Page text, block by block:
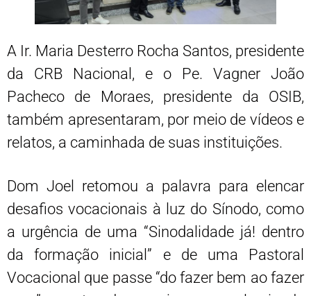
A Ir. Maria Desterro Rocha Santos, presidente
da CRB Nacional, e o Pe. Vagner João
Pacheco de Moraes, presidente da OSIB,
também apresentaram, por meio de vídeos e
relatos, a caminhada de suas instituições.
Dom Joel retomou a palavra para elencar
desafios vocacionais à luz do Sínodo, como
a urgência de uma “Sinodalidade já! dentro
da formação inicial” e de uma Pastoral
Vocacional que passe “do fazer bem ao fazer